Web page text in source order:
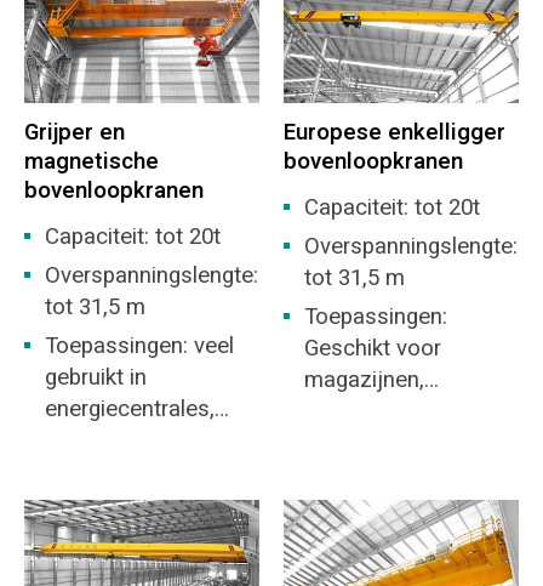
Grijper en
magnetische
bovenloopkranen
Capaciteit: tot 20t
Overspanningslengte:
tot 31,5 m
Toepassingen: veel
gebruikt in
energiecentrales,
dokken, etc. voor het
laden en lossen van
bulkmaterialen.
Europese enkelligger
bovenloopkranen
Capaciteit: tot 20t
Overspanningslengte:
tot 31,5 m
Toepassingen:
Geschikt voor
magazijnen,